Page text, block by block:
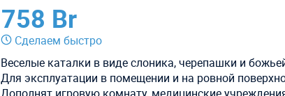
758 Br
Сделаем быстро
Веселые каталки в виде слоника, черепашки и
Для эксплуатации в помещении и на ровной